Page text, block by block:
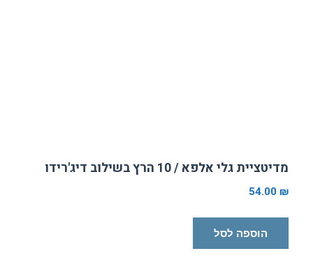
מדיטציית גלי אלפא / 10 הרץ בשילוב דיג'רידו
54.00 ₪
הוספה לסל